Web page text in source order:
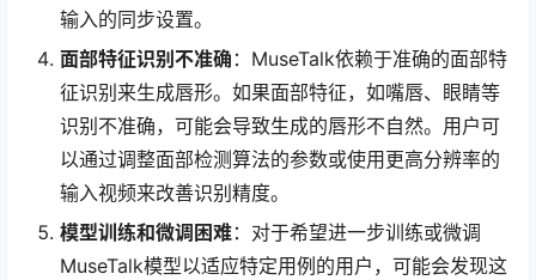
输入的同步设置。
面部特征识别不准确 ：MuseTalk依赖于准确的面部特
征识别来生成唇形。如果面部特征，如嘴唇、眼睛等
识别不准确，可能会导致生成的唇形不自然。用户可
以通过调整面部检测算法的参数或使用更高分辨率的
输入视频来改善识别精度。
模型训练和微调困难：对于希望进一步训练或微调
MuseTalk模型以适应特定用例的用户，可能会发现这